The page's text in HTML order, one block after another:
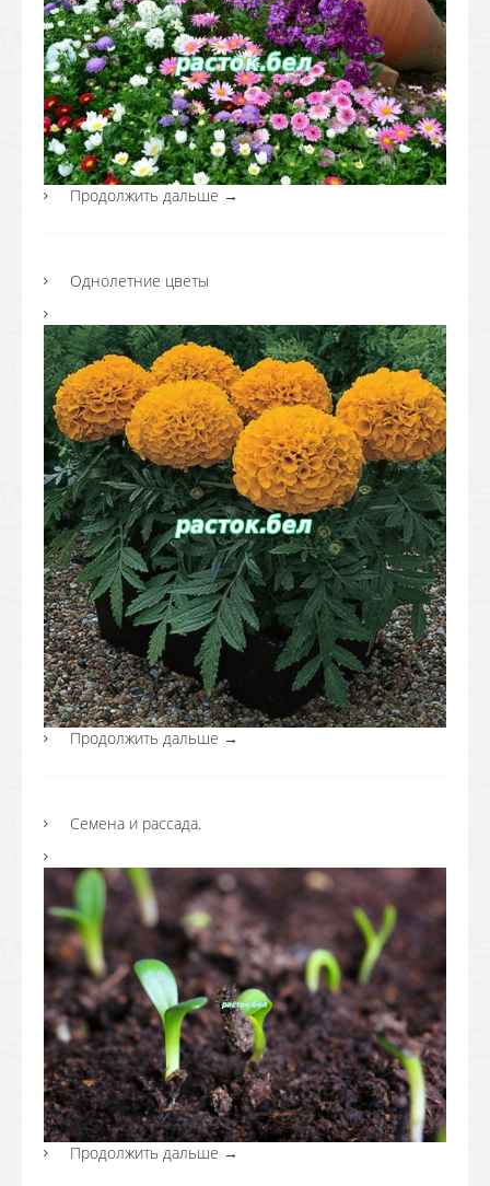
Продолжить дальше →
Однолетние цветы
Продолжить дальше →
Семена и рассада.
Продолжить дальше →